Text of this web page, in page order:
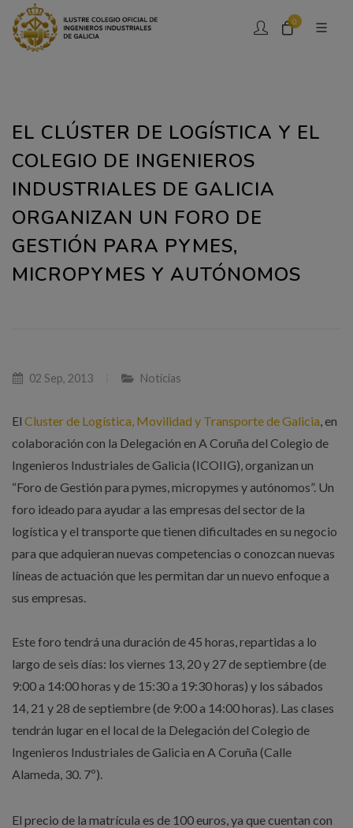
0
EL CLÚSTER DE LOGÍSTICA Y EL
COLEGIO DE INGENIEROS
INDUSTRIALES DE GALICIA
ORGANIZAN UN FORO DE
GESTIÓN PARA PYMES,
MICROPYMES Y AUTÓNOMOS
02 Sep, 2013 Noticias
El Cluster de Logística, Movilidad y Transporte de Galicia, en
colaboración con la Delegación en A Coruña del Colegio de
Ingenieros Industriales de Galicia (ICOIIG), organizan un
“Foro de Gestión para pymes, micropymes y autónomos”. Un
foro ideado para ayudar a las empresas del sector de la
logística y el transporte que tienen dificultades en su negocio
para que adquieran nuevas competencias o conozcan nuevas
líneas de actuación que les permitan dar un nuevo enfoque a
sus empresas.
Este foro tendrá una duración de 45 horas, repartidas a lo
largo de seis días: los viernes 13, 20 y 27 de septiembre (de
9:00 a 14:00 horas y de 15:30 a 19:30 horas) y los sábados
14, 21 y 28 de septiembre (de 9:00 a 14:00 horas). Las clases
tendrán lugar en el local de la Delegación del Colegio de
Ingenieros Industriales de Galicia en A Coruña (Calle
Alameda, 30. 7º).
El precio de la matrícula es de 100 euros, ya que cuentan con